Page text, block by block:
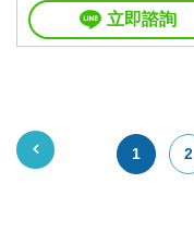
立即諮詢
1 2